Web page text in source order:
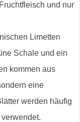
und nur
Limetten
Schale und ein
kommen aus
eine
werden häufig